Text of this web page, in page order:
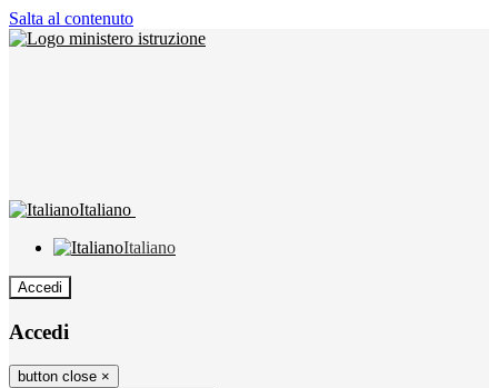
Salta al contenuto
Italiano
Italiano
Accedi
Accedi
button close ×